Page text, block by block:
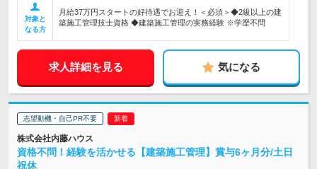
対象と
なる方
月給37万円スタートの好待遇でお迎え！＜必須＞◆2級以上の建
築施工管理技士資格 ◆建築施工管理の実務経験 ※学歴不問
求人詳細を見る 気になる
志望動機・自己PR不要
株式会社内藤ハウス
資格不問！経験を活かせる【建築施工管理】賞与6ヶ月分/土日
祝休